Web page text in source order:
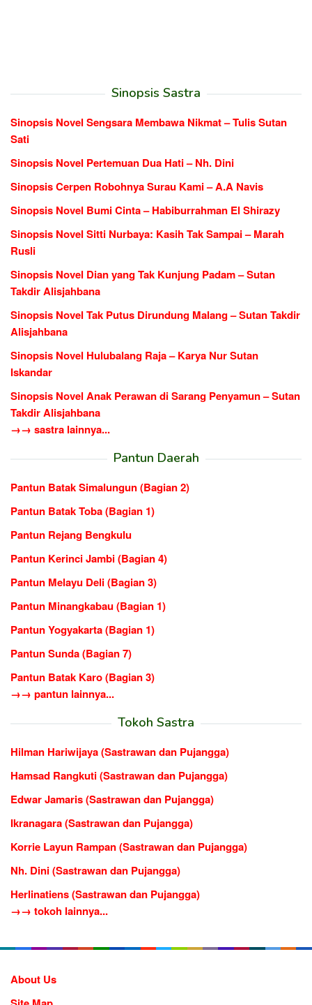
Sinopsis Sastra
Sinopsis Novel Sengsara Membawa Nikmat – Tulis Sutan
Sati
Sinopsis Novel Pertemuan Dua Hati – Nh. Dini
Sinopsis Cerpen Robohnya Surau Kami – A.A Navis
Sinopsis Novel Bumi Cinta – Habiburrahman El Shirazy
Sinopsis Novel Sitti Nurbaya: Kasih Tak Sampai – Marah
Rusli
Sinopsis Novel Dian yang Tak Kunjung Padam – Sutan
Takdir Alisjahbana
Sinopsis Novel Tak Putus Dirundung Malang – Sutan Takdir
Alisjahbana
Sinopsis Novel Hulubalang Raja – Karya Nur Sutan
Iskandar
Sinopsis Novel Anak Perawan di Sarang Penyamun – Sutan
Takdir Alisjahbana
→→ sastra lainnya...
Pantun Daerah
Pantun Batak Simalungun (Bagian 2)
Pantun Batak Toba (Bagian 1)
Pantun Rejang Bengkulu
Pantun Kerinci Jambi (Bagian 4)
Pantun Melayu Deli (Bagian 3)
Pantun Minangkabau (Bagian 1)
Pantun Yogyakarta (Bagian 1)
Pantun Sunda (Bagian 7)
Pantun Batak Karo (Bagian 3)
→→ pantun lainnya...
Tokoh Sastra
Hilman Hariwijaya (Sastrawan dan Pujangga)
Hamsad Rangkuti (Sastrawan dan Pujangga)
Edwar Jamaris (Sastrawan dan Pujangga)
Ikranagara (Sastrawan dan Pujangga)
Korrie Layun Rampan (Sastrawan dan Pujangga)
Nh. Dini (Sastrawan dan Pujangga)
Herlinatiens (Sastrawan dan Pujangga)
→→ tokoh lainnya...
About Us